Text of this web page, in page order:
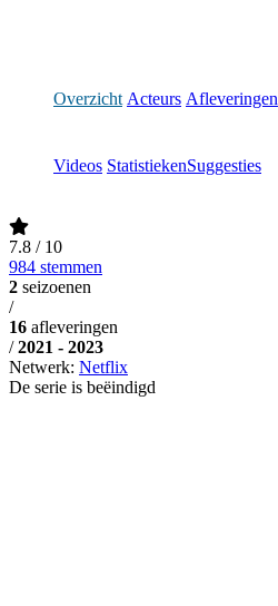
Overzicht Acteurs Afleveringen
Videos StatistiekenSuggesties
7.8 / 10
984 stemmen
2 seizoenen
/
16 afleveringen
/ 2021 - 2023
Netwerk: Netflix
De serie is beëindigd